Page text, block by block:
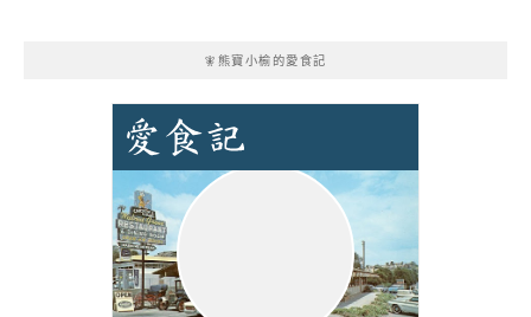
🧚熊寶小榆的愛食記